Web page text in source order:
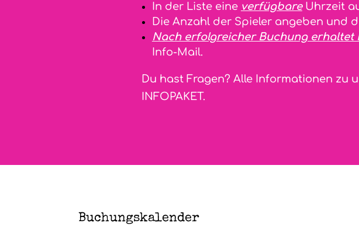
In der Liste eine verfügbareUhrzeit
Die Anzahl der Spieler angeben und
Nach erfolgreicher Buchung erhaltet
Info-Mail.
Du hast Fragen? Alle Informationen zu
INFOPAKET.
Buchungskalender